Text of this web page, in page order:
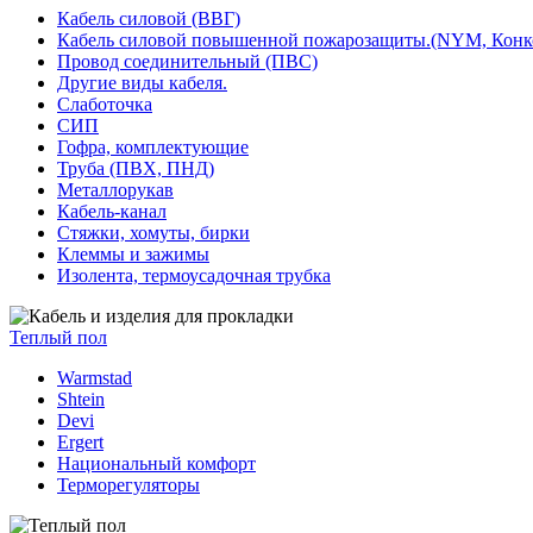
Кабель силовой (ВВГ)
Кабель силовой повышенной пожарозащиты.(NYM,
Провод соединительный (ПВС)
Другие виды кабеля.
Слаботочка
СИП
Гофра, комплектующие
Труба (ПВХ, ПНД)
Металлорукав
Кабель-канал
Стяжки, хомуты, бирки
Клеммы и зажимы
Изолента, термоусадочная трубка
Теплый пол
Warmstad
Shtein
Devi
Ergert
Национальный комфорт
Терморегуляторы